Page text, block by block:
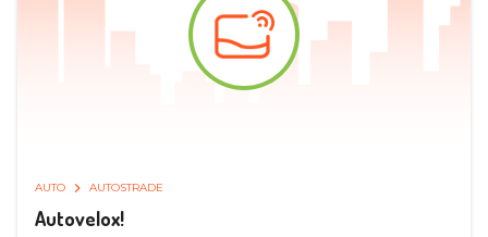
AUTO AUTOSTRADE
Autovelox!